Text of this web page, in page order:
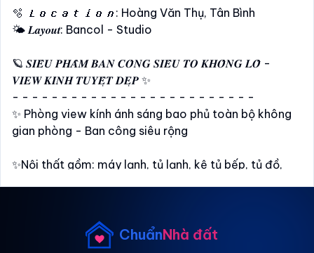
🫧 𝑳𝒐𝒄𝒂𝒕𝒊𝒐𝒏: Hoàng Văn Thụ, Tân Bình
🌤️ 𝑳𝒂𝒚𝒐𝒖𝒕: Bancol - Studio
🪐 𝑺𝑰𝑬̂𝑼 𝑷𝑯𝑨̂̉𝑴 𝑩𝑨𝑵 𝑪𝑶̂𝑵𝑮 𝑺𝑰𝑬̂𝑼 𝑻𝑶 𝑲𝑯𝑶̂̉𝑵𝑮 𝑳𝑶̂̀ -
𝑽𝑰𝑬𝑾 𝑲𝑰́𝑵𝑯 𝑻𝑼𝒀𝑬̣̂𝑻 𝑫𝑬̣𝑷 ✨
- - - - - - - - - - - - - - - - - - - - - - - - -
✨ Phòng view kính ánh sáng bao phủ toàn bộ không
gian phòng - Ban công siêu rộng
✨Nội thất gồm: máy lạnh, tủ lạnh, kệ tủ bếp, tủ đồ,
cửa hàng tiện lợi, các quán ăn, tạp hoá
ChuẩnNhà đất